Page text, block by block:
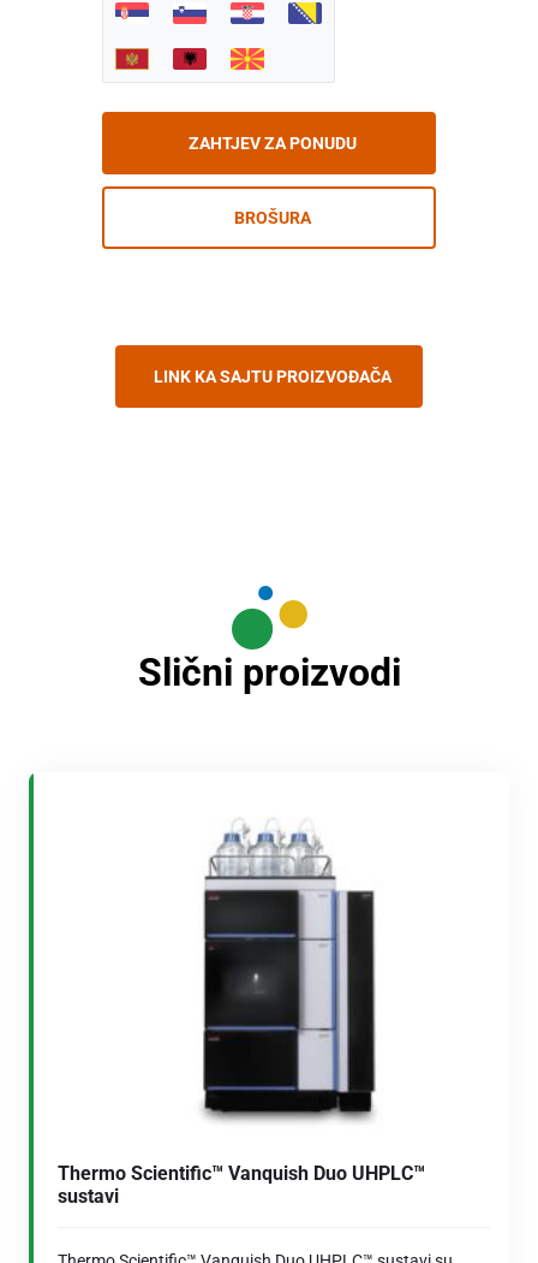
ZAHTJEV ZA PONUDU
BROŠURA
LINK KA SAJTU PROIZVOĐAČA
Slični proizvodi
Thermo Scientific™ Vanquish Duo UHPLC™
sustavi